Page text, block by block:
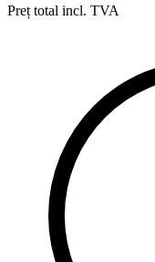
Preț total incl. TVA